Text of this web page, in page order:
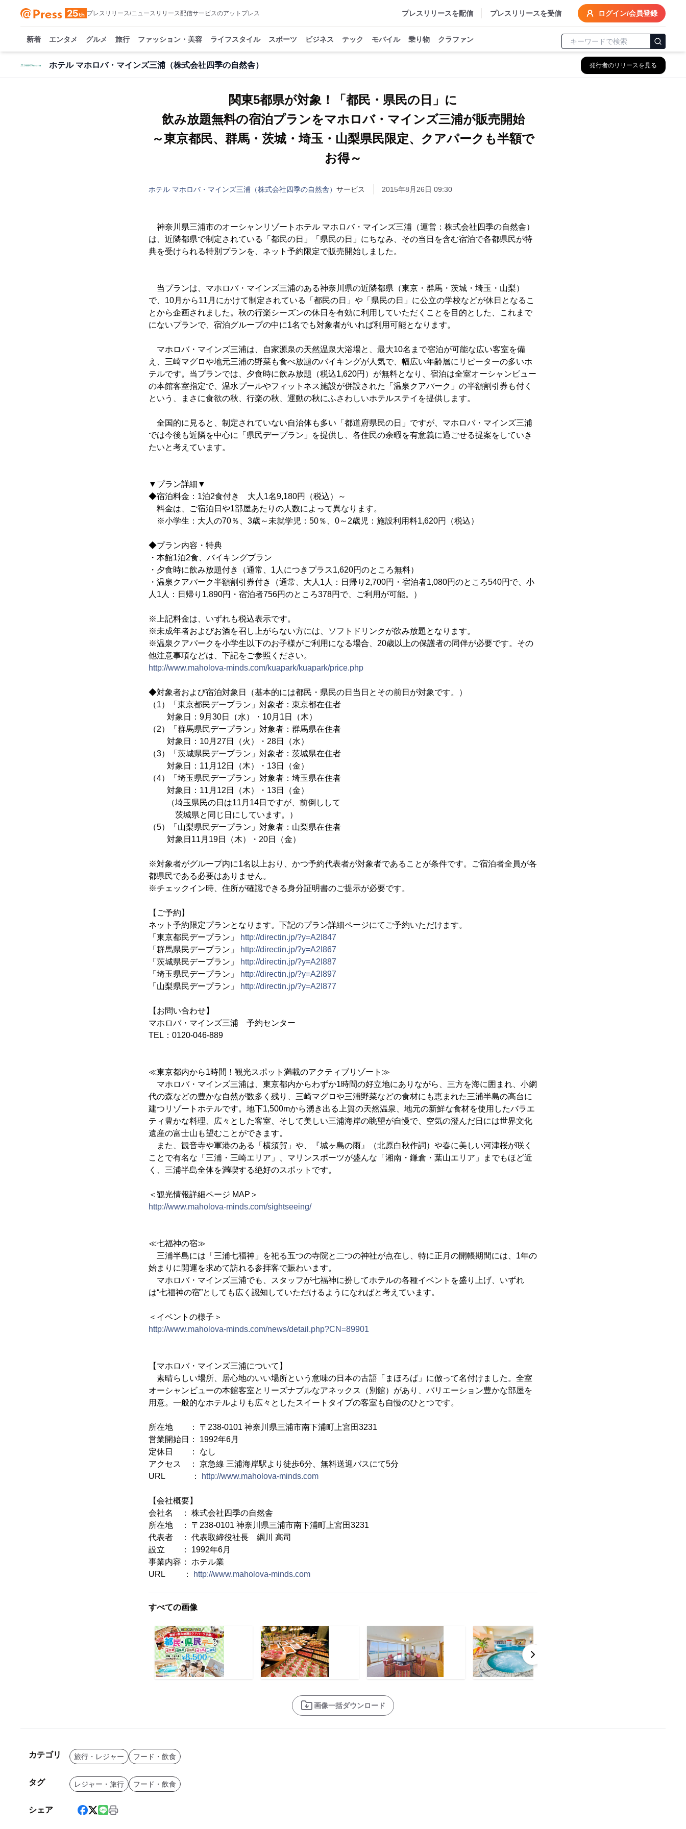
プレスリリース/ニュースリリース配信サービスのアットプレス プレスリリースを配信 プレスリリースを受信 ログイン/会員登録
新着 エンタメ グルメ 旅行 ファッション・美容 ライフスタイル スポーツ ビジネス テック モバイル 乗り物 クラファン
ホテル マホロバ・マインズ三浦（株式会社四季の自然舎） 発行者のリリースを見る
関東5都県が対象！「都民・県民の日」に
飲み放題無料の宿泊プランをマホロバ・マインズ三浦が販売開始
～東京都民、群馬・茨城・埼玉・山梨県民限定、クアパークも半額で
お得～
ホテル マホロバ・マインズ三浦（株式会社四季の自然舎） サービス 2015年8月26日 09:30
神奈川県三浦市のオーシャンリゾートホテル マホロバ・マインズ三浦（運営：株式会社四季の自然舎）
は、近隣都県で制定されている「都民の日」「県民の日」にちなみ、その当日を含む宿泊で各都県民が特
典を受けられる特別プランを、ネット予約限定で販売開始しました。
当プランは、マホロバ・マインズ三浦のある神奈川県の近隣都県（東京・群馬・茨城・埼玉・山梨）
で、10月から11月にかけて制定されている「都民の日」や「県民の日」に公立の学校などが休日となるこ
とから企画されました。秋の行楽シーズンの休日を有効に利用していただくことを目的とした、これまで
にないプランで、宿泊グループの中に1名でも対象者がいれば利用可能となります。
マホロバ・マインズ三浦は、自家源泉の天然温泉大浴場と、最大10名まで宿泊が可能な広い客室を備
え、三崎マグロや地元三浦の野菜も食べ放題のバイキングが人気で、幅広い年齢層にリピーターの多いホ
テルです。当プランでは、夕食時に飲み放題（税込1,620円）が無料となり、宿泊は全室オーシャンビュー
の本館客室指定で、温水プールやフィットネス施設が併設された「温泉クアパーク」の半額割引券も付く
という、まさに食欲の秋、行楽の秋、運動の秋にふさわしいホテルステイを提供します。
全国的に見ると、制定されていない自治体も多い「都道府県民の日」ですが、マホロバ・マインズ三浦
では今後も近隣を中心に「県民デープラン」を提供し、各住民の余暇を有意義に過ごせる提案をしていき
たいと考えています。
▼プラン詳細▼
◆宿泊料金：1泊2食付き 大人1名9,180円（税込）～
料金は、ご宿泊日や1部屋あたりの人数によって異なります。
※小学生：大人の70％、3歳～未就学児：50％、0～2歳児：施設利用料1,620円（税込）
◆プラン内容・特典
・本館1泊2食、バイキングプラン
・夕食時に飲み放題付き（通常、1人につきプラス1,620円のところ無料）
・温泉クアパーク半額割引券付き（通常、大人1人：日帰り2,700円・宿泊者1,080円のところ540円で、小
人1人：日帰り1,890円・宿泊者756円のところ378円で、ご利用が可能。）
※上記料金は、いずれも税込表示です。
※未成年者およびお酒を召し上がらない方には、ソフトドリンクが飲み放題となります。
※温泉クアパークを小学生以下のお子様がご利用になる場合、20歳以上の保護者の同伴が必要です。その
他注意事項などは、下記をご参照ください。
http://www.maholova-minds.com/kuapark/kuapark/price.php
◆対象者および宿泊対象日（基本的には都民・県民の日当日とその前日が対象です。）
（1）「東京都民デープラン」対象者：東京都在住者
対象日：9月30日（水）・10月1日（木）
（2）「群馬県民デープラン」対象者：群馬県在住者
対象日：10月27日（火）・28日（水）
（3）「茨城県民デープラン」対象者：茨城県在住者
対象日：11月12日（木）・13日（金）
（4）「埼玉県民デープラン」対象者：埼玉県在住者
対象日：11月12日（木）・13日（金）
（埼玉県民の日は11月14日ですが、前倒しして
茨城県と同じ日にしています。）
（5）「山梨県民デープラン」対象者：山梨県在住者
対象日11月19日（木）・20日（金）
※対象者がグループ内に1名以上おり、かつ予約代表者が対象者であることが条件です。ご宿泊者全員が各
都県民である必要はありません。
※チェックイン時、住所が確認できる身分証明書のご提示が必要です。
【ご予約】
ネット予約限定プランとなります。下記のプラン詳細ページにてご予約いただけます。
「東京都民デープラン」
http://directin.jp/?y=A2I847
「群馬県民デープラン」
http://directin.jp/?y=A2I867
「茨城県民デープラン」
http://directin.jp/?y=A2I887
「埼玉県民デープラン」
http://directin.jp/?y=A2I897
「山梨県民デープラン」
http://directin.jp/?y=A2I877
【お問い合わせ】
マホロバ・マインズ三浦 予約センター
TEL：0120-046-889
≪東京都内から1時間！観光スポット満載のアクティブリゾート≫
マホロバ・マインズ三浦は、東京都内からわずか1時間の好立地にありながら、三方を海に囲まれ、小網
代の森などの豊かな自然が数多く残り、三崎マグロや三浦野菜などの食材にも恵まれた三浦半島の高台に
建つリゾートホテルです。地下1,500mから湧き出る上質の天然温泉、地元の新鮮な食材を使用したバラエ
ティ豊かな料理、広々とした客室、そして美しい三浦海岸の眺望が自慢で、空気の澄んだ日には世界文化
遺産の富士山も望むことができます。
また、観音寺や軍港のある「横須賀」や、『城ヶ島の雨』（北原白秋作詞）や春に美しい河津桜が咲く
ことで有名な「三浦・三崎エリア」、マリンスポーツが盛んな「湘南・鎌倉・葉山エリア」までもほど近
く、三浦半島全体を満喫する絶好のスポットです。
＜観光情報詳細ページ MAP＞
http://www.maholova-minds.com/sightseeing/
≪七福神の宿≫
三浦半島には「三浦七福神」を祀る五つの寺院と二つの神社が点在し、特に正月の開帳期間には、1年の
始まりに開運を求めて訪れる参拝客で賑わいます。
マホロバ・マインズ三浦でも、スタッフが七福神に扮してホテルの各種イベントを盛り上げ、いずれ
は“七福神の宿”としても広く認知していただけるようになればと考えています。
＜イベントの様子＞
http://www.maholova-minds.com/news/detail.php?CN=89901
【マホロバ・マインズ三浦について】
素晴らしい場所、居心地のいい場所という意味の日本の古語「まほろば」に倣って名付けました。全室
オーシャンビューの本館客室とリーズナブルなアネックス（別館）があり、バリエーション豊かな部屋を
用意。一般的なホテルよりも広々としたスイートタイプの客室も自慢のひとつです。
所在地 ： 〒238-0101 神奈川県三浦市南下浦町上宮田3231
営業開始日： 1992年6月
定休日 ： なし
アクセス ： 京急線 三浦海岸駅より徒歩6分、無料送迎バスにて5分
URL ：
http://www.maholova-minds.com
【会社概要】
会社名 ： 株式会社四季の自然舎
所在地 ： 〒238-0101 神奈川県三浦市南下浦町上宮田3231
代表者 ： 代表取締役社長 綱川 高司
設立 ： 1992年6月
事業内容： ホテル業
URL ：
http://www.maholova-minds.com
すべての画像
画像一括ダウンロード
カテゴリ 旅行・レジャー フード・飲食
タグ レジャー・旅行 フード・飲食
シェア